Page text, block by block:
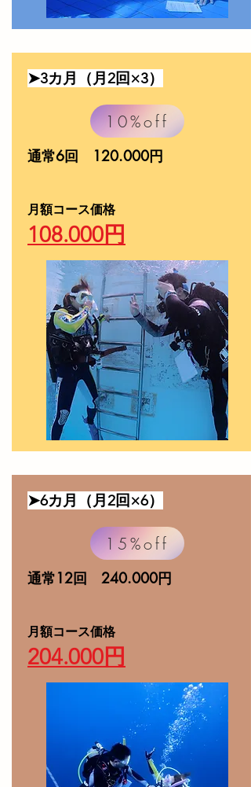
➤3カ月（月2回×3）
10%off
通常6回 120.000円
​月額コース価格
108.000円
➤6カ月（月2回×6）
15%off
通常12回 240.000円
​月額コース価格
204.000円